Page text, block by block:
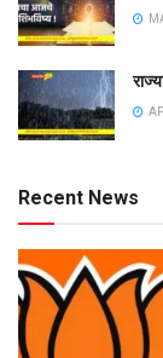
Recent News